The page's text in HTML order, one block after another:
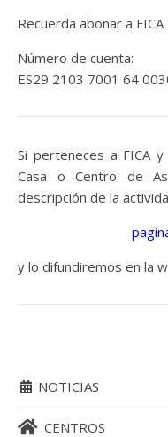
Recuerda abonar a
Número de cuenta:
ES29 2103 7001 64
Si perteneces a FICA
Casa o Centro de
descripción de la
y lo difundiremos en la
NOTICIAS
CENTROS